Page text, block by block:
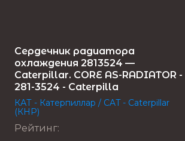
Сердечник радиатора
охлаждения 2813524 —
Caterpillar. CORE AS-RADIATOR -
281-3524 - Caterpilla
КАТ - Катерпиллар / CAT - Caterpillar
(КНР)
Рейтинг: